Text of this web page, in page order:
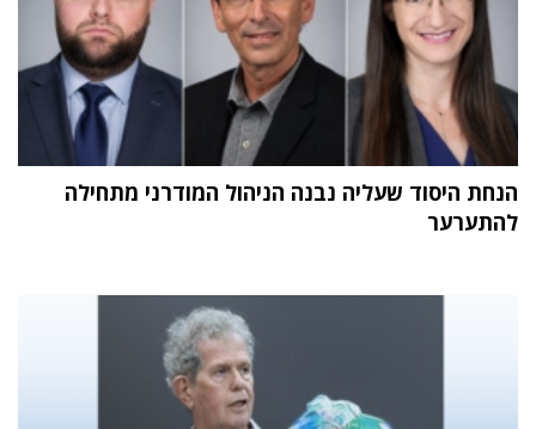
הנחת היסוד שעליה נבנה הניהול המודרני מתחילה
להתערער